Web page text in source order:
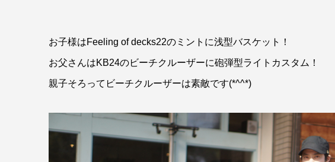
お子様はFeeling of decks22のミントに浅型バスケット！
お父さんはKB24のビーチクルーザーに砲弾型ライトカスタム！
親子そろってビーチクルーザーは素敵です(*^^*)